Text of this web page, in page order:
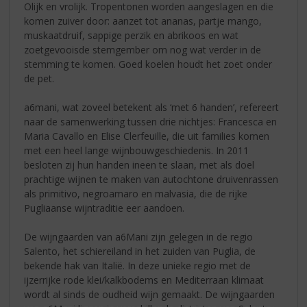
Olijk en vrolijk. Tropentonen worden aangeslagen en die
komen zuiver door: aanzet tot ananas, partje mango,
muskaatdruif, sappige perzik en abrikoos en wat
zoetgevooisde stemgember om nog wat verder in de
stemming te komen. Goed koelen houdt het zoet onder
de pet.
a6mani, wat zoveel betekent als ‘met 6 handen’, refereert
naar de samenwerking tussen drie nichtjes: Francesca en
Maria Cavallo en Elise Clerfeuille, die uit families komen
met een heel lange wijnbouwgeschiedenis. In 2011
besloten zij hun handen ineen te slaan, met als doel
prachtige wijnen te maken van autochtone druivenrassen
als primitivo, negroamaro en malvasia, die de rijke
Pugliaanse wijntraditie eer aandoen.
De wijngaarden van a6Mani zijn gelegen in de regio
Salento, het schiereiland in het zuiden van Puglia, de
bekende hak van Italië. In deze unieke regio met de
ijzerrijke rode klei/kalkbodems en Mediterraan klimaat
wordt al sinds de oudheid wijn gemaakt. De wijngaarden